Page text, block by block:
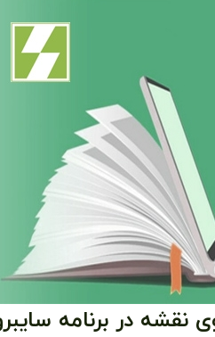
نقشه در برنامه